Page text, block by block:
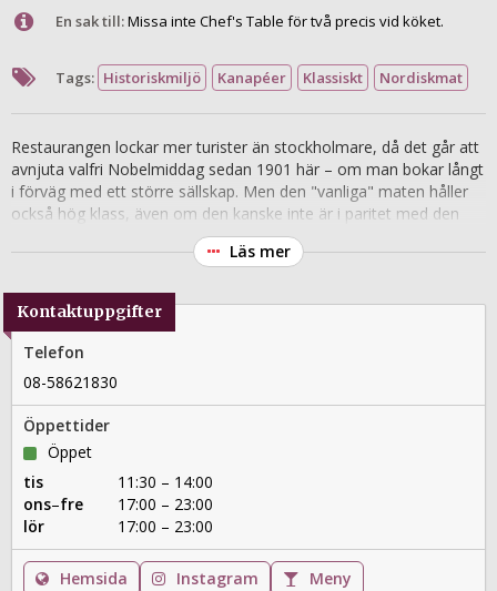
En sak till:Missa inte Chef's Table för två precis vid köket.
Tags: Historiskmiljö Kanapéer Klassiskt Nordiskmat
Restaurangen lockar mer turister än stockholmare, då det går att
avnjuta valfri Nobelmiddag sedan 1901 här – om man bokar långt
i förväg med ett större sällskap. Men den "vanliga" maten håller
också hög klass, även om den kanske inte är i paritet med den
storslagna matsalens prakt. Vackra väggmålningar, ljusträd och
svarta gardiner ger restaurangen en gammal och mondän kvalité
gott leka turist i sin egen stad och göra ett besök på
Stadshuskällaren.
Läs mer
Kontaktuppgifter
Telefon
08-58621830
Öppettider
Öppet
tis
11:30 – 14:00
ons–fre
17:00 – 23:00
lör
17:00 – 23:00
Hemsida Instagram Meny